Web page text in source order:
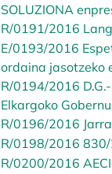
SOLUZIONA
R/0191/2016
E/0193/2016
ordaina jasotzeko
R/0194/2016
Elkargoko
R/0196/2016
R/0198/2016
R/0200/2016